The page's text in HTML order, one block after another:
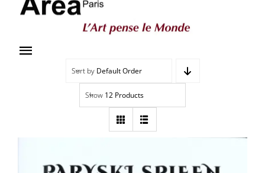
Toggle
Navigation
Sort by Default Order
Show 12 Products